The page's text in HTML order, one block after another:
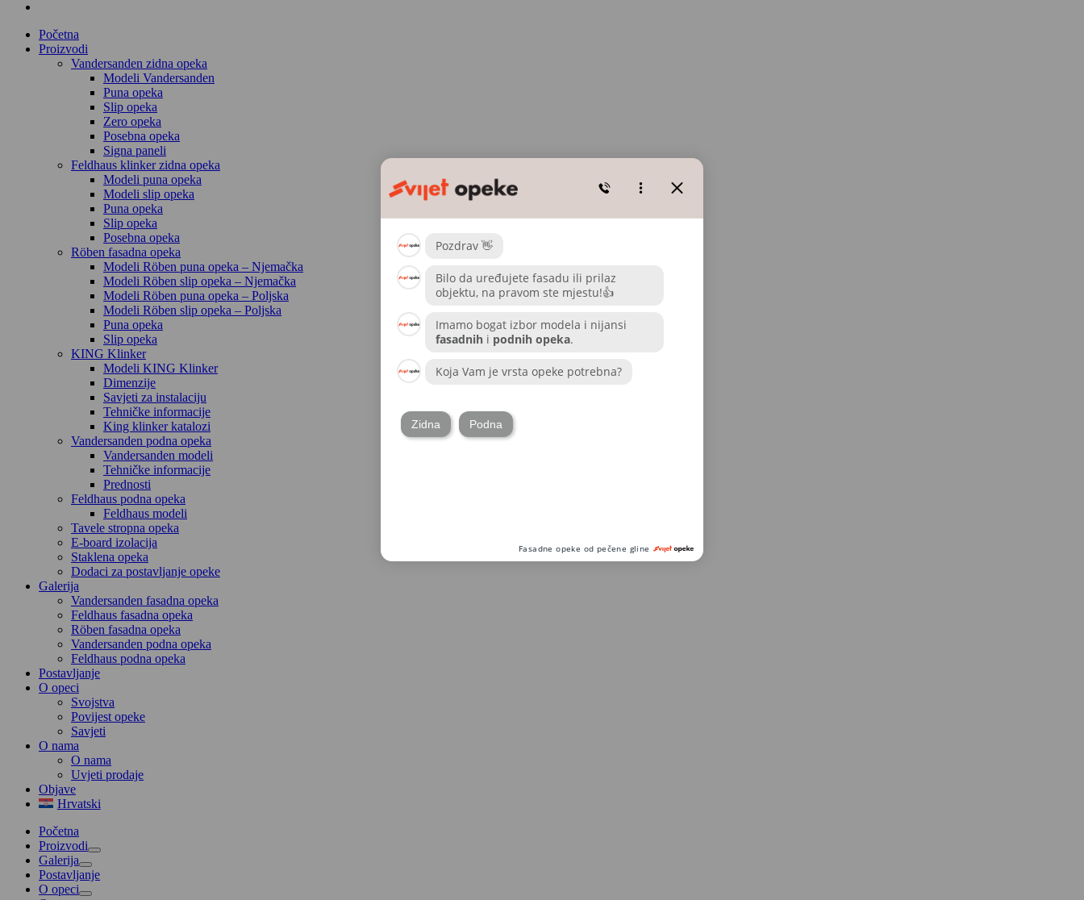
Početna
Proizvodi
Vandersanden zidna opeka
Modeli Vandersanden
Puna opeka
Slip opeka
Zero opeka
Posebna opeka
Signa paneli
Feldhaus klinker zidna opeka
Modeli puna opeka
Modeli slip opeka
Puna opeka
Slip opeka
Posebna opeka
Röben fasadna opeka
Modeli Röben puna opeka – Njemačka
Modeli Röben slip opeka – Njemačka
Modeli Röben puna opeka – Poljska
Modeli Röben slip opeka – Poljska
Puna opeka
Slip opeka
KING Klinker
Modeli KING Klinker
Dimenzije
Savjeti za instalaciju
Tehničke informacije
King klinker katalozi
Vandersanden podna opeka
Vandersanden modeli
Tehničke informacije
Prednosti
Feldhaus podna opeka
Feldhaus modeli
Tavele stropna opeka
E-board izolacija
Staklena opeka
Dodaci za postavljanje opeke
Galerija
Vandersanden fasadna opeka
Feldhaus fasadna opeka
Röben fasadna opeka
Vandersanden podna opeka
Feldhaus podna opeka
Postavljanje
O opeci
Svojstva
Povijest opeke
Savjeti
O nama
O nama
Uvjeti prodaje
Objave
Hrvatski
Početna
Proizvodi
Galerija
Postavljanje
O opeci